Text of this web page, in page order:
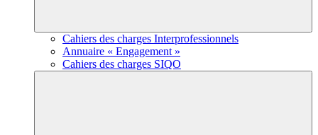
Cahiers des charges Interprofessionnels
Annuaire « Engagement »
Cahiers des charges SIQO